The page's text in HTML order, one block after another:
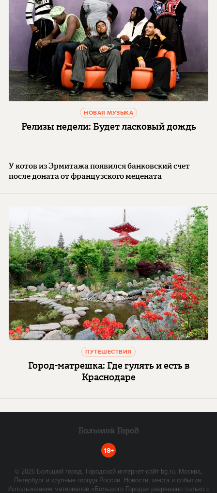
НОВАЯ МУЗЫКА
Релизы недели: Будет ласковый дождь
У котов из Эрмитажа появился банковский счет
после доната от французского мецената
ПУТЕШЕСТВИЯ
Город-матрешка: Где гулять и есть в
Краснодаре
18+
© 2026 Большой город. Городской интернет-сайт bg.ru. Москва,
Петербург и крупные города России. Новости, места и события.
Использование материалов «Большого Города» разрешено только с